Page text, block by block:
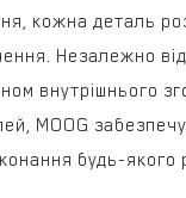
кожна деталь
Незалежно
внутрішнього
MOOG
будь-якого